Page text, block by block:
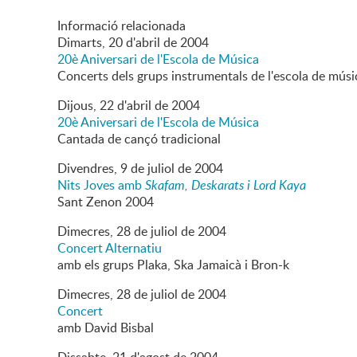
Informació relacionada
Dimarts, 20d'abril de2004
20è Aniversari de l'Escola de Música
Concerts dels grups instrumentals de l'escola de
Dijous, 22d'abril de2004
20è Aniversari de l'Escola de Música
Cantada de cançó tradicional
Divendres, 9de juliol de2004
Nits Joves ambSkafam, Deskarats i Lord Kaya
Sant Zenon 2004
Dimecres, 28de juliol de2004
Concert Alternatiu
amb els grups Plaka, Ska Jamaicà i Bron-k
Dimecres, 28de juliol de2004
Concert
amb David Bisbal